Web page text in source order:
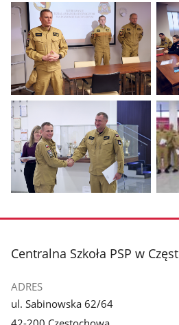
Pokaż
zdjęcie
1
z
galerii.
2
z
zdjęcie
galerii.
stopka
Centralna Szkoła PSP w
ADRES
ul. Sabinowska 62/64